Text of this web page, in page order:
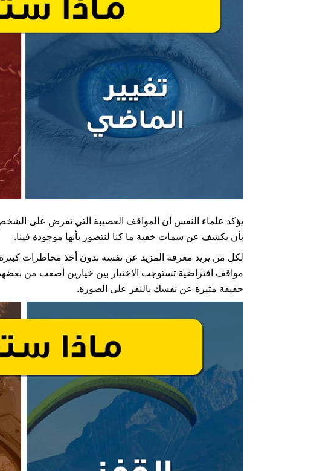
يؤكد علماء النفس أن المواقف العصيبة التي تفرض على الشخص
بأن يكشف عن سمات خفية ما كنا لنتصور بأنها موجودة فينا.
لكل من يريد معرفة المزيد عن نفسه بدون أخذ مخاطرات
مواقف افتراضية تستوجب الاختيار بين خيارين أصعب من
حقيقة مثيرة عن نفسك بالنقر على الصورة.